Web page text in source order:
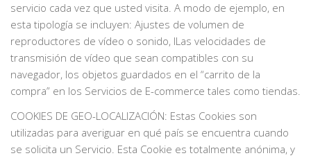
servicio cada vez que usted visita. A modo de ejemplo, en
esta tipología se incluyen: Ajustes de volumen de
reproductores de vídeo o sonido, lLas velocidades de
transmisión de vídeo que sean compatibles con su
navegador, los objetos guardados en el “carrito de la
compra” en los Servicios de E-commerce tales como tiendas.
COOKIES DE GEO-LOCALIZACIÓN: Estas Cookies son
utilizadas para averiguar en qué país se encuentra cuando
se solicita un Servicio. Esta Cookie es totalmente anónima, y